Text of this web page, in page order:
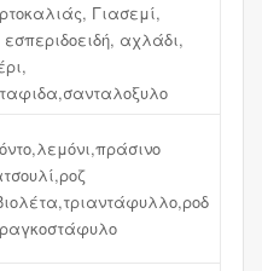
Γιασεμί,
αχλάδι,